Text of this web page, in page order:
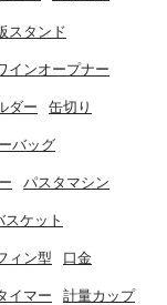
スタンド
インオープナー
ダー 缶切り
バッグ
パスタマシン
スケット
ィン型 口金
イマー 計量カップ